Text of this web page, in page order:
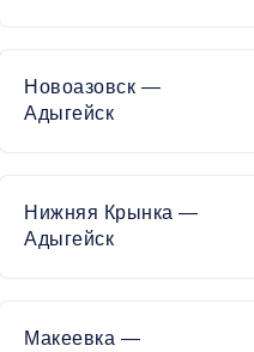
Новоазовск —
Адыгейск
Нижняя Крынка —
Адыгейск
Макеевка —